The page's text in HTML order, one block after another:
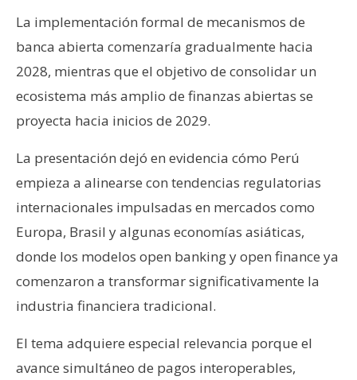
La implementación formal de mecanismos de
banca abierta comenzaría gradualmente hacia
2028, mientras que el objetivo de consolidar un
ecosistema más amplio de finanzas abiertas se
proyecta hacia inicios de 2029.
La presentación dejó en evidencia cómo Perú
empieza a alinearse con tendencias regulatorias
internacionales impulsadas en mercados como
Europa, Brasil y algunas economías asiáticas,
donde los modelos open banking y open finance ya
comenzaron a transformar significativamente la
industria financiera tradicional.
El tema adquiere especial relevancia porque el
avance simultáneo de pagos interoperables,